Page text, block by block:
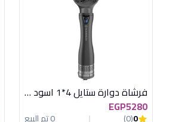
فرشاة دوارة ستايل 4*1 اسود راش براش
EGP5280
0
(0)
0 تم البيع